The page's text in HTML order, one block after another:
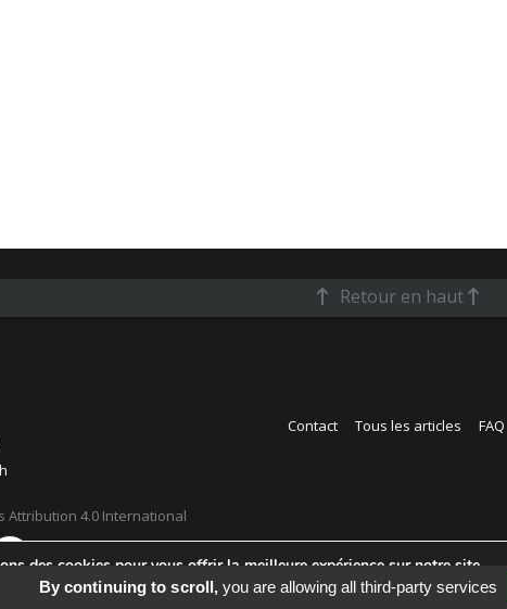
Retour en haut
Linkedin
Contact Tous les articles FAQ
Attribution 4.0 International
des cookies pour vous offrir la meilleure expérience sur notre site.
en savoir plus sur les cookies que nous utilisons ou les désactiver dans
By continuing to scroll, you are allowing all third-party services